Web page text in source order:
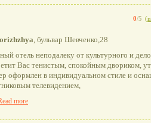
0/5 (
, бульвар Шевченко,28
отель неподалеку от культурного и
Вас тенистым, спокойным двориком,
оформлен в индивидуальном стиле и
телевидением,
more